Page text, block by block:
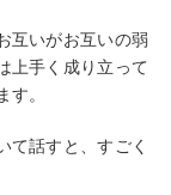
互いがお互いの弱
上手く成り立って
。
て話すと、すごく